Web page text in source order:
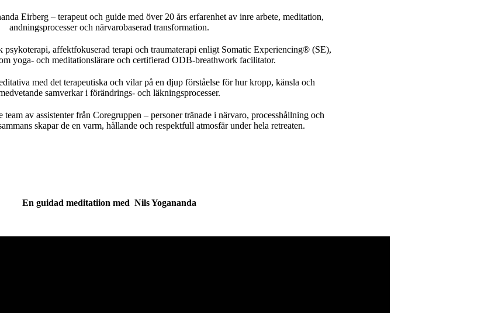
Eirberg – terapeut och guide med över 20 års erfarenhet av inre arbete, meditation,
andningsprocesser och närvarobaserad transformation.
psykoterapi, affektfokuserad terapi och traumaterapi enligt Somatic Experiencing® (SE),
yoga- och meditationslärare och certifierad ODB-breathwork facilitator.
med det terapeutiska och vilar på en djup förståelse för hur kropp, känsla och
samverkar i förändrings- och läkningsprocesser.
team av assistenter från Coregruppen – personer tränade i närvaro, processhållning och
skapar de en varm, hållande och respektfull atmosfär under hela retreaten.
En guidad meditatiion med Nils Yogananda